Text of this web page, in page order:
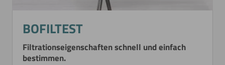
BOFILTEST
Filtrationseigenschaften schnell und einfach
bestimmen.